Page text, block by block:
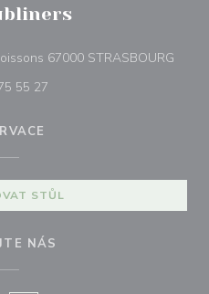
67000 STRASBOURG
55 27
STŮL
NÁS